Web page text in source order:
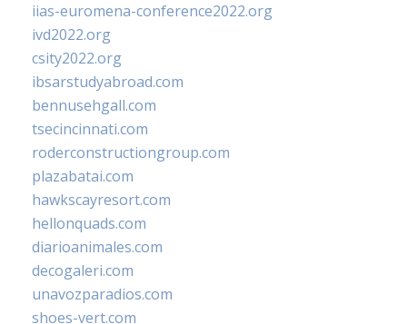
iias-euromena-conference2022.org
ivd2022.org
csity2022.org
ibsarstudyabroad.com
bennusehgall.com
tsecincinnati.com
roderconstructiongroup.com
plazabatai.com
hawkscayresort.com
hellonquads.com
diarioanimales.com
decogaleri.com
unavozparadios.com
shoes-vert.com